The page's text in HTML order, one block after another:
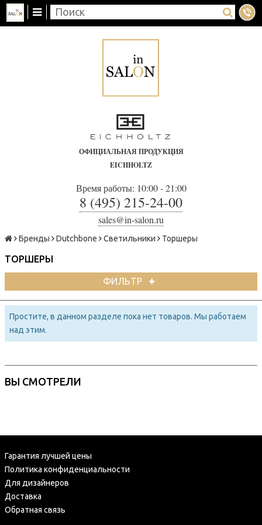
ОФИЦИАЛЬНАЯ ПРОДУКЦИЯ
EICHHOLTZ
Время работы: 10:00 - 21:00
8 (495) 215-24-00
sales@in-salon.ru
Бренды Dutchbone Светильники Торшеры
ТОРШЕРЫ
ФИЛЬТР
Простите, в данном разделе пока нет товаров. Мы работаем
над этим.
ВЫ СМОТРЕЛИ
Гарантия лучшей цены
Политика конфиденциальности
Для дизайнеров
Доставка
Обратная связь